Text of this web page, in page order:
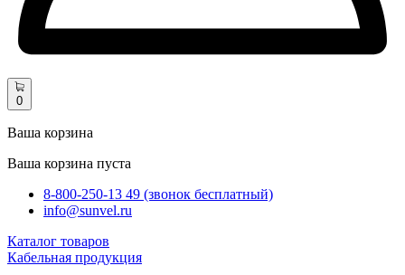
0
Ваша корзина
Ваша корзина пуста
8-800-250-13 49 (звонок бесплатный)
info@sunvel.ru
Каталог товаров
Кабельная продукция